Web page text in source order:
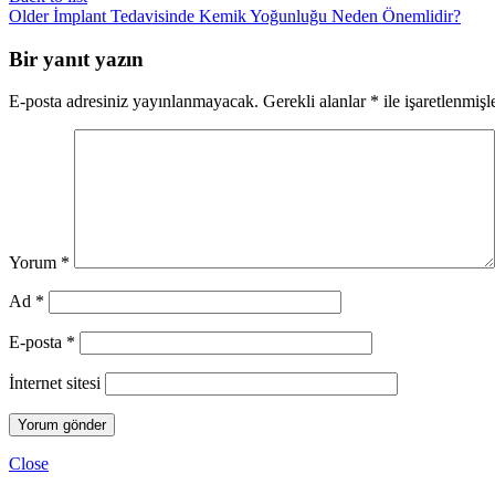
Older İmplant Tedavisinde Kemik Yoğunluğu Neden Önemlidir?
Bir yanıt yazın
E-posta adresiniz yayınlanmayacak. Gerekli alanlar * ile
Yorum *
Ad *
E-posta *
İnternet sitesi
Close